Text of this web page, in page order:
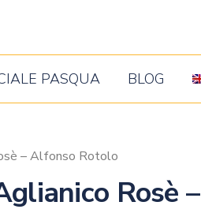
PASQUA BLOG
– Alfonso Rotolo
Rosè –